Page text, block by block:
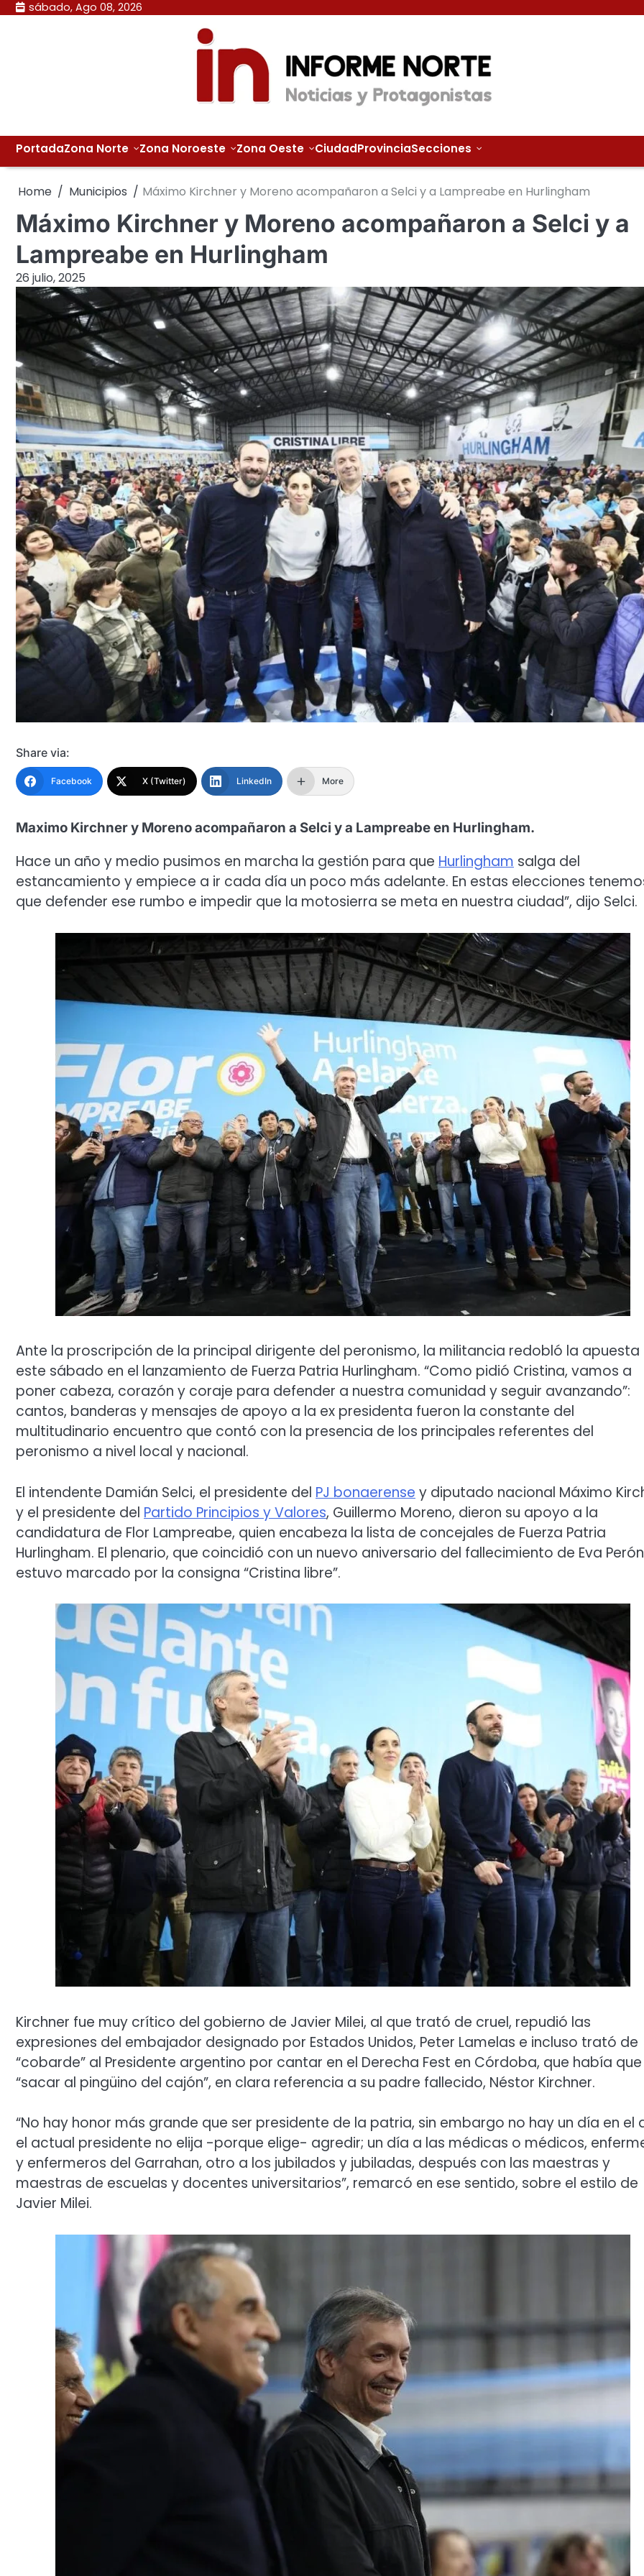
Skip sábado, Ago 08, 2026
PortadaZona Norte Zona Noroeste Zona Oeste CiudadProvinciaSecciones
Home Municipios Máximo Kirchner y Moreno acompañaron a Selci y a Lampreabe en Hurlingham
Máximo Kirchner y Moreno acompañaron a Selci y a
Lampreabe en Hurlingham
26 julio, 2025
Share via:
Facebook X (Twitter) LinkedIn More
Maximo Kirchner y Moreno acompañaron a Selci y a Lampreabe en Hurlingham.
Hace un año y medio pusimos en marcha la gestión para que Hurlingham salga del
estancamiento y empiece a ir cada día un poco más adelante. En estas elecciones
que defender ese rumbo e impedir que la motosierra se meta en nuestra ciudad”, dijo Selci.
Ante la proscripción de la principal dirigente del peronismo, la militancia redobló la apuesta
este sábado en el lanzamiento de Fuerza Patria Hurlingham. “Como pidió Cristina, vamos a
poner cabeza, corazón y coraje para defender a nuestra comunidad y seguir avanzando”:
cantos, banderas y mensajes de apoyo a la ex presidenta fueron la constante del
multitudinario encuentro que contó con la presencia de los principales referentes del
peronismo a nivel local y nacional.
El intendente Damián Selci, el presidente del PJ bonaerense y diputado nacional Máximo
y el presidente del Partido Principios y Valores, Guillermo Moreno, dieron su apoyo a la
candidatura de Flor Lampreabe, quien encabeza la lista de concejales de Fuerza Patria
Hurlingham. El plenario, que coincidió con un nuevo aniversario del fallecimiento de Eva
estuvo marcado por la consigna “Cristina libre”.
Kirchner fue muy crítico del gobierno de Javier Milei, al que trató de cruel, repudió las
expresiones del embajador designado por Estados Unidos, Peter Lamelas e incluso trató de
“cobarde” al Presidente argentino por cantar en el Derecha Fest en Córdoba, que había que
“sacar al pingüino del cajón”, en clara referencia a su padre fallecido, Néstor Kirchner.
“No hay honor más grande que ser presidente de la patria, sin embargo no hay un día en el
el actual presidente no elija -porque elige- agredir; un día a las médicas o médicos,
y enfermeros del Garrahan, otro a los jubilados y jubiladas, después con las maestras y
maestras de escuelas y docentes universitarios”, remarcó en ese sentido, sobre el estilo de
Javier Milei.